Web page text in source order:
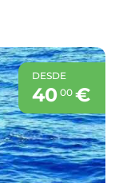
DESDE
40 00€